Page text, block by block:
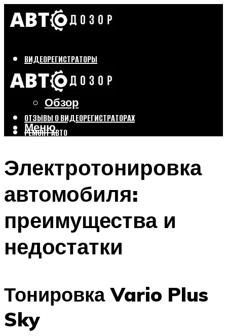
ВИДЕОРЕГИСТРАТОРЫ
Бренды
Выбор
Обзор
ОТЗЫВЫ О ВИДЕОРЕГИСТРАТОРАХ
РЕМОНТ АВТО
Меню
Электротонировка
автомобиля:
преимущества и
недостатки
Тонировка Vario Plus
Sky